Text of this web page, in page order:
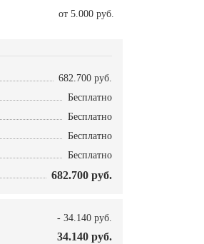
от 5.000 руб.
682.700 руб.
Бесплатно
Бесплатно
Бесплатно
Бесплатно
682.700 руб.
- 34.140 руб.
34.140 руб.